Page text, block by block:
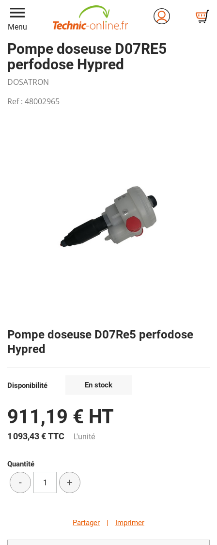
menu
Menu
Pompe doseuse D07RE5
perfodose Hypred
DOSATRON
Ref : 48002965
Pompe doseuse D07Re5 perfodose
Hypred
Disponibilité En stock
911,19 € HT
1 093,43 €TTC L'unité
Quantité
- +
Partager | Imprimer